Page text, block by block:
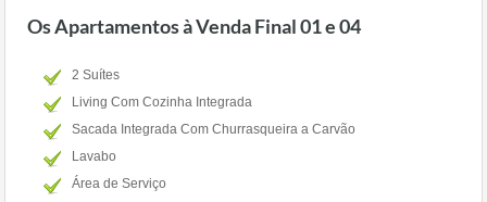
Os Apartamentos à Venda Final 01 e 04
2 Suítes
Living Com Cozinha Integrada
Sacada Integrada Com Churrasqueira a Carvão
Lavabo
Área de Serviço